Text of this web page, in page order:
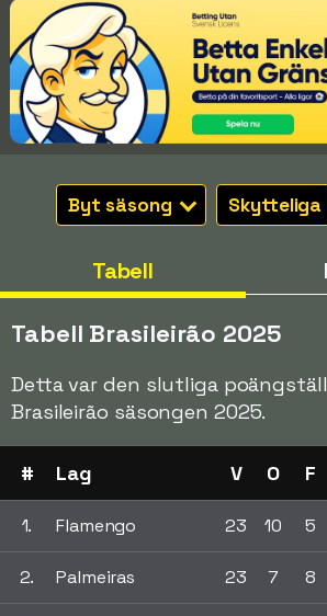
Byt säsong Skytteliga
Tabell
Tabell Brasileirão 2025
Detta var den slutliga
Brasileirão säsongen 2025.
# Lag V O F
1. Flamengo 23 10 5
2. Palmeiras 23 7 8